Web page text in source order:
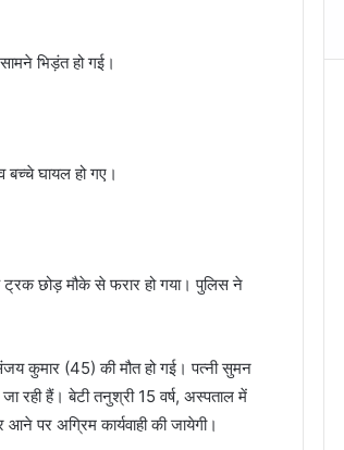
भिड़ंत हो गई।
बच्चे घायल हो गए।
ट्रक छोड़ मौके से फरार हो गया। पुलिस ने
संजय कुमार (45) की मौत हो गई। पत्नी सुमन
रही हैं। बेटी तनुश्री 15 वर्ष, अस्पताल में
पर अग्रिम कार्यवाही की जायेगी।